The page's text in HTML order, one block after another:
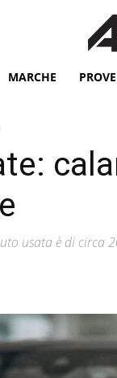
MARCHE PROVE
usata è di circa